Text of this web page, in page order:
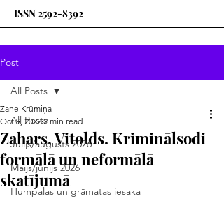
ISSN2592-8392
Post
All Posts
Jūlijs/augusts 2026
Maijs/jūnijs 2026
Humpalas un grāmatas iesaka
All Posts
Zahars, Vitolds. Kriminālsodi
formālā un neformālā
skatījumā
Zane Krūmiņa
Oct 9, 2022 2 min read